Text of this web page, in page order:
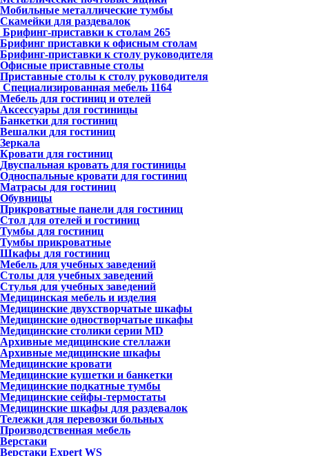
Мобильные металлические тумбы
Скамейки для раздевалок
Брифинг-приставки к столам 265
Брифинг приставки к офисным столам
Брифинг-приставки к столу руководителя
Офисные приставные столы
Приставные столы к столу руководителя
Специализированная мебель 1164
Мебель для гостиниц и отелей
Аксессуары для гостиницы
Банкетки для гостиниц
Вешалки для гостиниц
Зеркала
Кровати для гостиниц
Двуспальная кровать для гостиницы
Односпальные кровати для гостиниц
Матрасы для гостиниц
Обувницы
Прикроватные панели для гостиниц
Стол для отелей и гостиниц
Тумбы для гостиниц
Тумбы прикроватные
Шкафы для гостиниц
Мебель для учебных заведений
Столы для учебных заведений
Стулья для учебных заведений
Медицинская мебель и изделия
Медицинские двухстворчатые шкафы
Медицинские одностворчатые шкафы
Медицинские столики серии MD
Архивные медицинские стеллажи
Архивные медицинские шкафы
Медицинские кровати
Медицинские кушетки и банкетки
Медицинские подкатные тумбы
Медицинские сейфы-термостаты
Медицинские шкафы для раздевалок
Тележки для перевозки больных
Производственная мебель
Верстаки
Верстаки Expert WS